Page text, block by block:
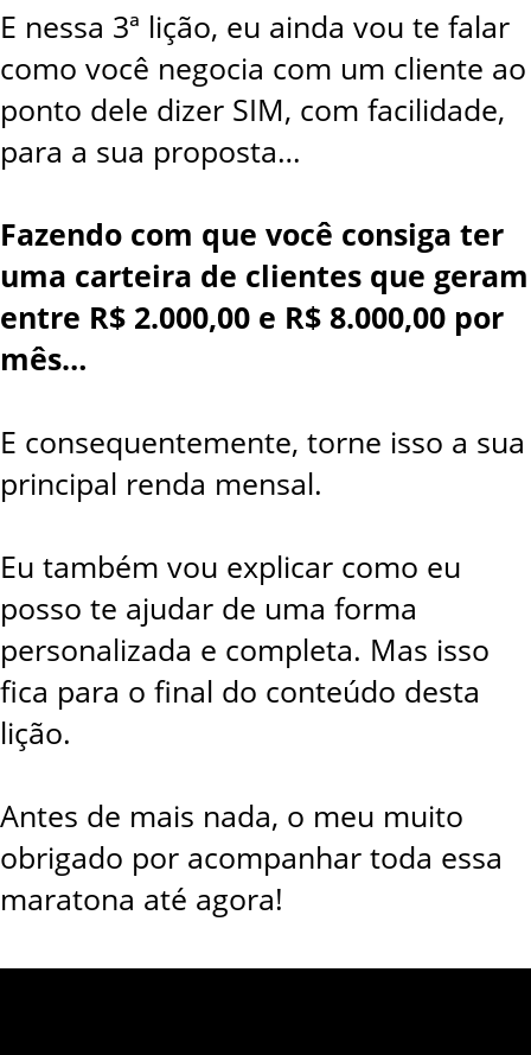
E nessa 3ª lição, eu ainda vou te falar
como você negocia com um cliente ao
ponto dele dizer SIM, com facilidade,
para a sua proposta…
Fazendo com que você consiga ter
uma carteira de clientes que geram
entre R$ 2.000,00 e R$ 8.000,00 por
mês…
E consequentemente, torne isso a sua
principal renda mensal.
Eu também vou explicar como eu
posso te ajudar de uma forma
personalizada e completa. Mas isso
fica para o final do conteúdo desta
lição.
Antes de mais nada, o meu muito
obrigado por acompanhar toda essa
maratona até agora!